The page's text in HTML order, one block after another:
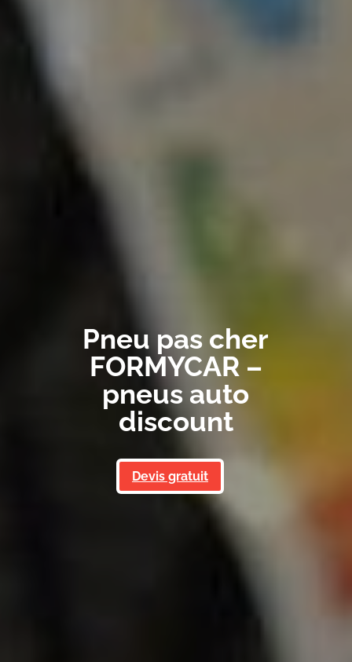
Pneu pas cher
FORMYCAR –
pneus auto
discount
Devis gratuit